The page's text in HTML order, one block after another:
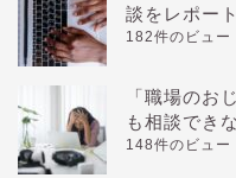
談をレポー
182件のビュー
「職場のお
も相談でき
148件のビュー